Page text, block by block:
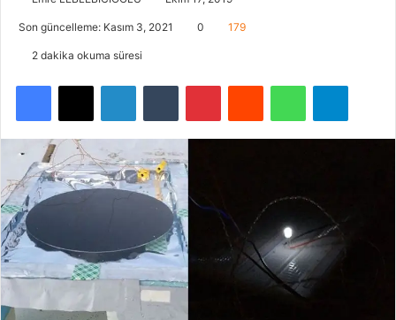
Son güncelleme: Kasım 3, 2021 0 179
2 dakika okuma süresi
Facebook
X LinkedInTumblr PinterestReddit WhatsApp